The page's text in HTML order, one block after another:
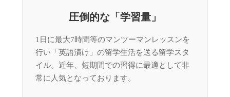
圧倒的な「学習量」
1日に最大7時間等のマンツーマンレッスンを
行い「英語漬け」の留学生活を送る留学スタ
イル。近年、短期間での習得に最適として非
常に人気となっております。